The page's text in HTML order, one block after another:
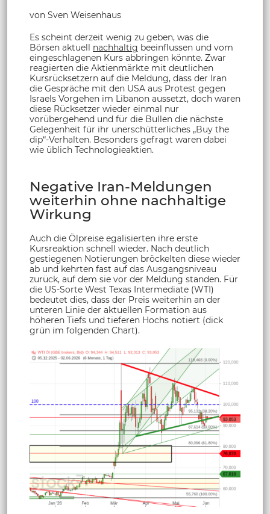
von Sven Weisenhaus
Es scheint derzeit wenig zu geben, was die
Börsen aktuell nachhaltig beeinflussen und vom
eingeschlagenen Kurs abbringen könnte. Zwar
reagierten die Aktienmärkte mit deutlichen
Kursrücksetzern auf die Meldung, dass der Iran
die Gespräche mit den USA aus Protest gegen
Israels Vorgehen im Libanon aussetzt, doch waren
diese Rücksetzer wieder einmal nur
vorübergehend und für die Bullen die nächste
Gelegenheit für ihr unerschütterliches „Buy the
dip“-Verhalten. Besonders gefragt waren dabei
wie üblich Technologieaktien.
Negative Iran-Meldungen
weiterhin ohne nachhaltige
Wirkung
Auch die Ölpreise egalisierten ihre erste
Kursreaktion schnell wieder. Nach deutlich
gestiegenen Notierungen bröckelten diese wieder
ab und kehrten fast auf das Ausgangsniveau
zurück, auf dem sie vor der Meldung standen. Für
die US-Sorte West Texas Intermediate (WTI)
bedeutet dies, dass der Preis weiterhin an der
unteren Linie der aktuellen Formation aus
höheren Tiefs und tieferen Hochs notiert (dick
grün im folgenden Chart).